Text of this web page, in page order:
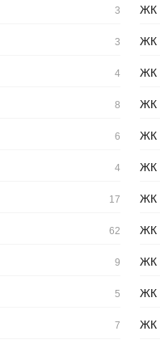
3 ЖК
3 ЖК
4 ЖК
8 ЖК
6 ЖК
4 ЖК
17 ЖК
62 ЖК
9 ЖК
5 ЖК
7 ЖК